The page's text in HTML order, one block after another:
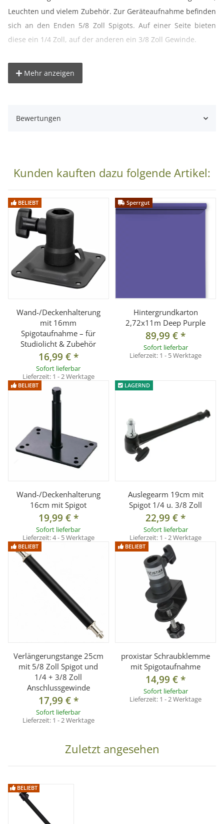
Leuchten und vielem Zubehör. Zur Geräteaufnahme befinden
sich an den Enden 5/8 Zoll Spigots. Auf einer Seite bieten
diese ein 1/4 Zoll, auf der anderen ein 3/8 Zoll Gewinde.
Maximale Länge: ca. 60 cm
Gewicht: ca. 217 g
Mehr anzeigen
Bewertungen
Kunden kauften dazu folgende Artikel:
BELIEBT
Wand-/Deckenhalterung
mit 16mm
Spigotaufnahme – für
Studiolicht & Zubehör
16,99 €*
Sofort lieferbar
Lieferzeit: 1 - 2 Werktage
Sperrgut
Hintergrundkarton
2,72x11m Deep Purple
89,99 €*
Sofort lieferbar
Lieferzeit: 1 - 5 Werktage
BELIEBT
Wand-/Deckenhalterung
16cm mit Spigot
19,99 €*
Sofort lieferbar
Lieferzeit:4 - 5 Werktage
LAGERND
Auslegearm 19cm mit
Spigot 1/4 u. 3/8 Zoll
22,99 €*
Sofort lieferbar
Lieferzeit: 1 - 2 Werktage
BELIEBT
Verlängerungstange 25cm
mit 5/8 Zoll Spigot und
1/4 + 3/8 Zoll
Anschlussgewinde
17,99 €*
Sofort lieferbar
Lieferzeit: 1 - 2 Werktage
BELIEBT
proxistar Schraubklemme
mit Spigotaufnahme
14,99 €*
Sofort lieferbar
Lieferzeit: 1 - 2 Werktage
Zuletzt angesehen
BELIEBT